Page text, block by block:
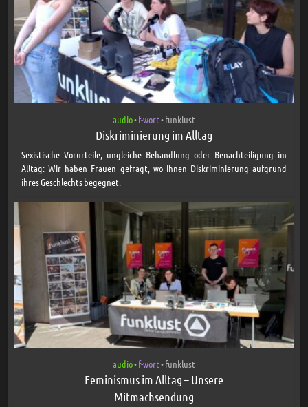
audio•f-wort•funklust
Diskriminierung im Alltag
Sexistische Vorurteile, ungleiche Behandlung oder Benachteiligung im
Alltag: Wir haben Frauen gefragt, wo ihnen Diskriminierung aufgrund
ihres Geschlechts begegnet.
audio•f-wort•funklust
Feminismus im Alltag – Unsere
Mitmachsendung